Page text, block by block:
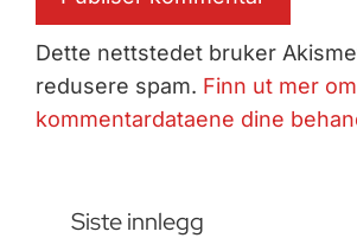
Dette nettstedet bruker
redusere spam. Finn ut mer
kommentardataene dine
Siste innlegg